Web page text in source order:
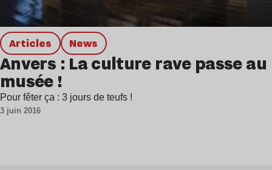
Articles news
Anvers : La culture rave passe au
musée !
Pour fêter ça : 3 jours de teufs !
3 juin 2016